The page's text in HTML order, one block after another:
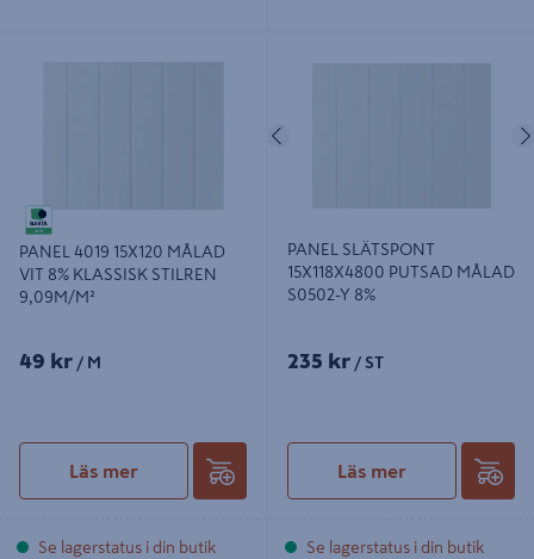
KLASSISK STILREN 9,09M/M²
PANEL 4019 15X120 MÅLAD
VIT 8% KLASSISK STILREN
9,09M/M²
49 kr / M
Läs mer
Se lagerstatus i din butik
PUTSAD MÅLAD S0502-Y 8%
PANEL SLÄTSPONT
15X118X4800 PUTSAD MÅLAD
S0502-Y 8%
235 kr / ST
Läs mer
Se lagerstatus i din butik